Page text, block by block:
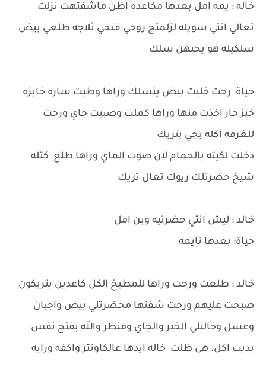
خاله : يمه امل بعدها مكاعده اظن ماشفتهت نزلت
تعالي انتي سويله لزلمتج روحي فتحي ثلاجه طلعي بيض
سلكيله هو يحبهن سلك
حياة: رحت خليت بيض ينسلك وراها وطبت ساره خابزه
خبز حار اخذت منها وراها كملت وصبيت جاي ورحت
للغرفه اكله يجي يتريك
دخلت لكيته بالحمام لان صوت الماي وراها طلع كتله
شيخ حضرتلك ريوك تعال تريك
خالد : ليش انتي حضرتيه وين امل
حياة: بعدها نايمه
خالد : طلعت ورحت وراها للمطبخ الكل كاعدين يتريكون
صبحت عليهم ورحت شفتها محضرتلي بيض واجبان
وعسل وخالتلي الخبر والجاي ومنظر والله يفتح نفس
بديت اكل. هي ظلت خاله ايدها عالكاونتر واكفه ورايه